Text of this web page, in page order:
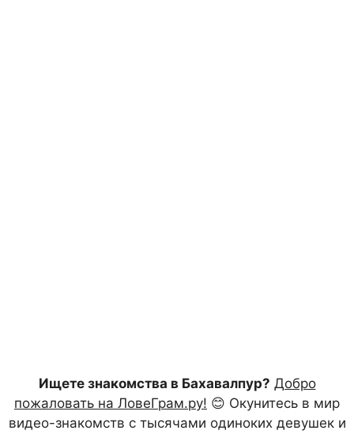
Ищете знакомства в Бахавалпур? Добро
пожаловать на ЛовеГрам.ру! 😊 Окунитесь в мир
видео-знакомств с тысячами одиноких девушек и